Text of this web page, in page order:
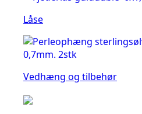
Låse
Vedhæng og tilbehør